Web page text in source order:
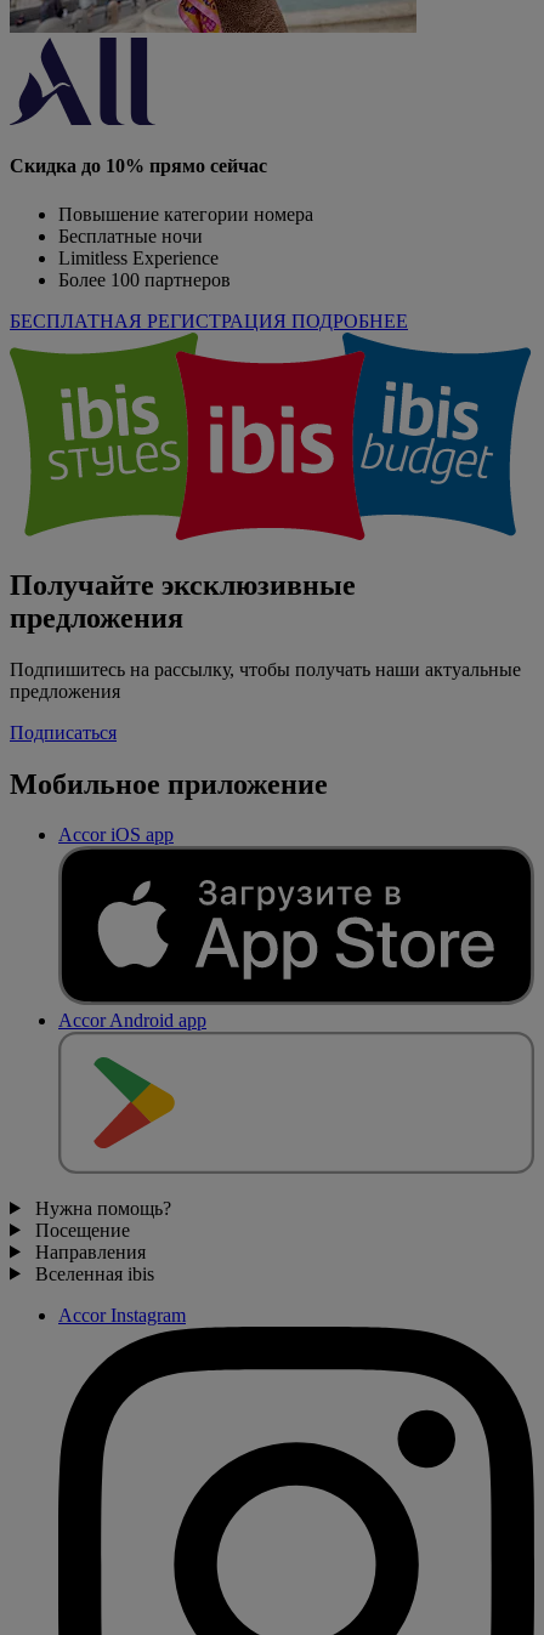
Скидка до 10% прямо сейчас
Повышение категории номера
Бесплатные ночи
Limitless Experience
Более 100 партнеров
БЕСПЛАТНАЯ РЕГИСТРАЦИЯ ПОДРОБНЕЕ
Получайте эксклюзивные
предложения
Подпишитесь на рассылку, чтобы получать наши актуальные
предложения
Подписаться
Мобильное приложение
Accor iOS app
Accor Android app
Нужна помощь?
Посещение
Направления
Вселенная ibis
Accor Instagram